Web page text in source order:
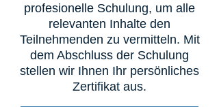
profesionelle Schulung, um alle
relevanten Inhalte den
Teilnehmenden zu vermitteln. Mit
dem Abschluss der Schulung
stellen wir Ihnen Ihr persönliches
Zertifikat aus.